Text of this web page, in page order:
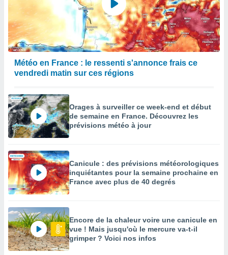
Météo en France : le ressenti s'annonce frais ce
vendredi matin sur ces régions
Orages à surveiller ce week-end et début
de semaine en France. Découvrez les
prévisions météo à jour
Canicule : des prévisions météorologiques
inquiétantes pour la semaine prochaine en
France avec plus de 40 degrés
Encore de la chaleur voire une canicule en
vue ! Mais jusqu'où le mercure va-t-il
grimper ? Voici nos infos